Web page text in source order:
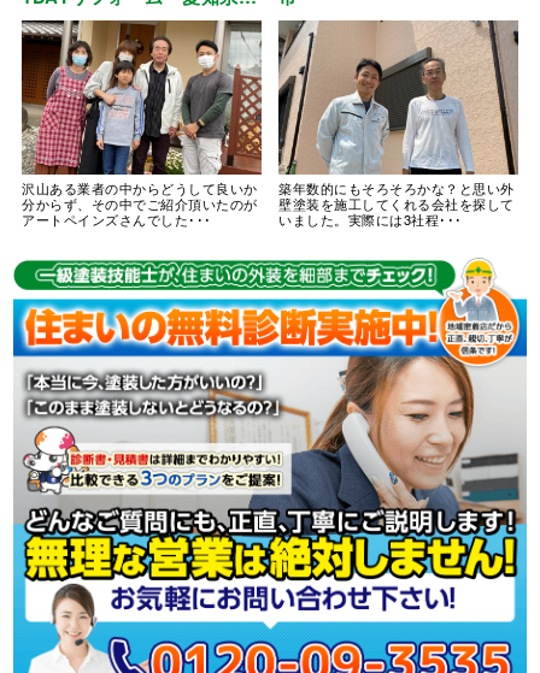
江南市
沢山ある業者の中からどうして良いか
分からず、その中でご紹介頂いたのが
アートペインズさんでした･･･
築年数的にもそろそろかな？と思い外
壁塗装を施工してくれる会社を探して
いました。実際には3社程･･･